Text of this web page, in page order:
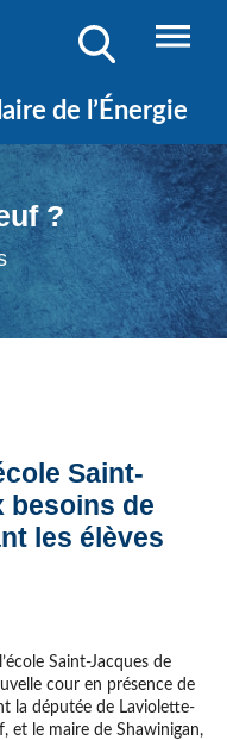
de l’Énergie
?
Saint-
besoins de
les élèves
Saint-Jacques de
cour en présence de
la députée de Laviolette-
et le maire de Shawinigan,